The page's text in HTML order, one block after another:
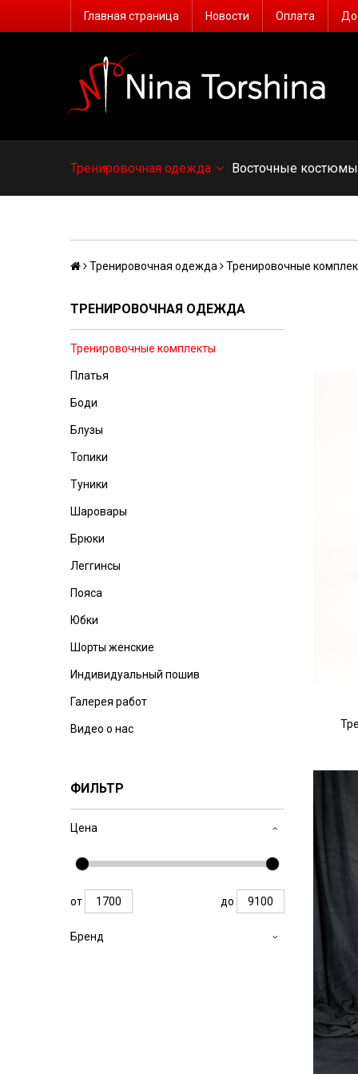
Главная страница Новости Оплата
Тренировочная одежда Восточные костюмы
Тренировочная одежда Тренировочные
ТРЕНИРОВОЧНАЯ ОДЕЖДА
Тренировочные комплекты
Платья
Боди
Блузы
Топики
Туники
Шаровары
Брюки
Леггинсы
Пояса
Юбки
Шорты женские
Индивидуальный пошив
Галерея работ
Видео о нас
ФИЛЬТР
Цена
от до
Бренд